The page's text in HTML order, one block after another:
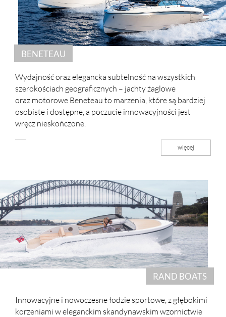
BENETEAU
Wydajność oraz elegancka subtelność na wszystkich
szerokościach geograficznych – jachty żaglowe
oraz motorowe Beneteau to marzenia, które są bardziej
osobiste i dostępne, a poczucie innowacyjności jest
wręcz nieskończone.
więcej
RAND BOATS
Innowacyjne i nowoczesne łodzie sportowe, z głębokimi
korzeniami w eleganckim skandynawskim wzornictwie